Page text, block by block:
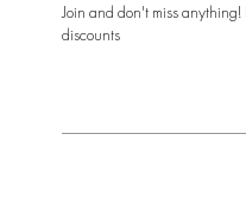
Join and don't miss anything!
discounts